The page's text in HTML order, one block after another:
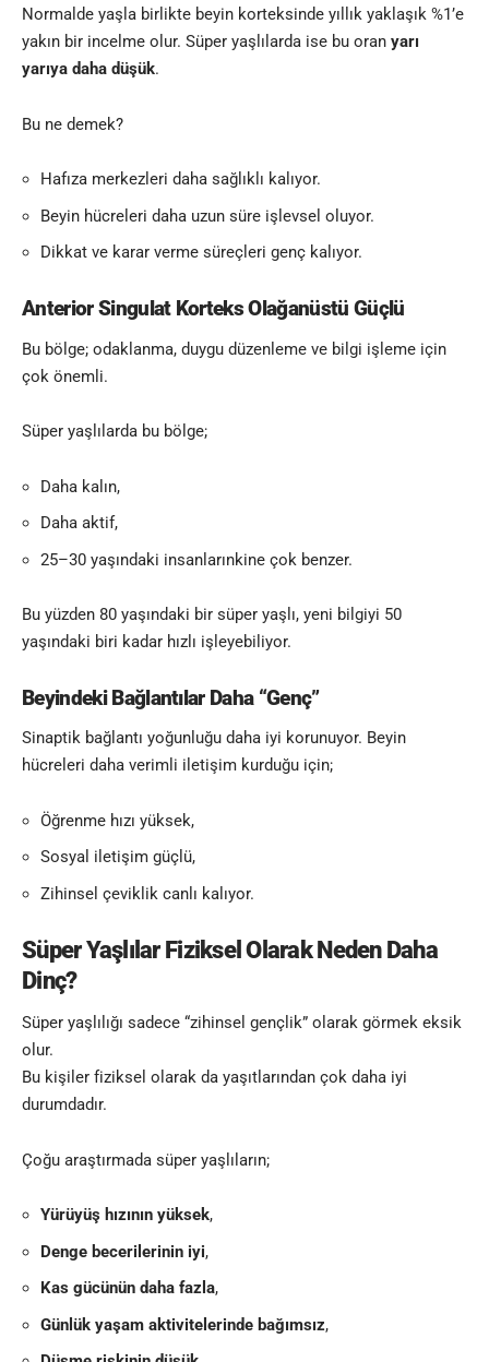
Normalde yaşla birlikte beyin korteksinde yıllık yaklaşık %1’e
yakın bir incelme olur. Süper yaşlılarda ise bu oran yarı
yarıya daha düşük.
Bu ne demek?
Hafıza merkezleri daha sağlıklı kalıyor.
Beyin hücreleri daha uzun süre işlevsel oluyor.
Dikkat ve karar verme süreçleri genç kalıyor.
Anterior Singulat Korteks Olağanüstü Güçlü
Bu bölge; odaklanma, duygu düzenleme ve bilgi işleme için
çok önemli.
Süper yaşlılarda bu bölge;
Daha kalın,
Daha aktif,
25–30 yaşındaki insanlarınkine çok benzer.
Bu yüzden 80 yaşındaki bir süper yaşlı, yeni bilgiyi 50
yaşındaki biri kadar hızlı işleyebiliyor.
Beyindeki Bağlantılar Daha “Genç”
Sinaptik bağlantı yoğunluğu daha iyi korunuyor. Beyin
hücreleri daha verimli iletişim kurduğu için;
Öğrenme hızı yüksek,
Sosyal iletişim güçlü,
Zihinsel çeviklik canlı kalıyor.
Süper Yaşlılar Fiziksel Olarak Neden Daha
Dinç?
Süper yaşlılığı sadece “zihinsel gençlik” olarak görmek eksik
olur.
Bu kişiler fiziksel olarak da yaşıtlarından çok daha iyi
durumdadır.
Çoğu araştırmada süper yaşlıların;
Yürüyüş hızının yüksek,
Denge becerilerinin iyi,
Kas gücünün daha fazla,
Günlük yaşam aktivitelerinde bağımsız,